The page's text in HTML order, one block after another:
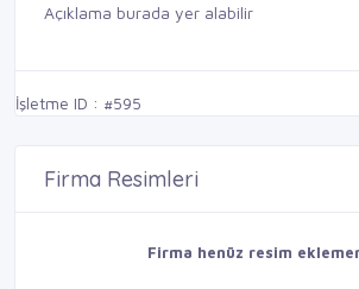
Açıklama burada yer alabilir
İşletme ID : #595
Firma Resimleri
Firma henüz resim